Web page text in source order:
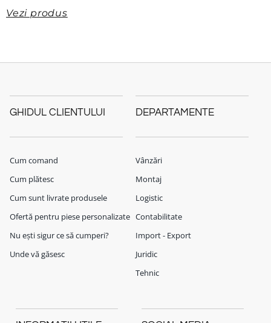
Vezi produs
GHIDUL CLIENTULUI
Cum comand
Cum plătesc
Cum sunt livrate produsele
Ofertă pentru piese personalizate
Nu ești sigur ce să cumperi?
Unde vă găsesc
DEPARTAMENTE
Vânzări
Montaj
Logistic
Contabilitate
Import - Export
Juridic
Tehnic